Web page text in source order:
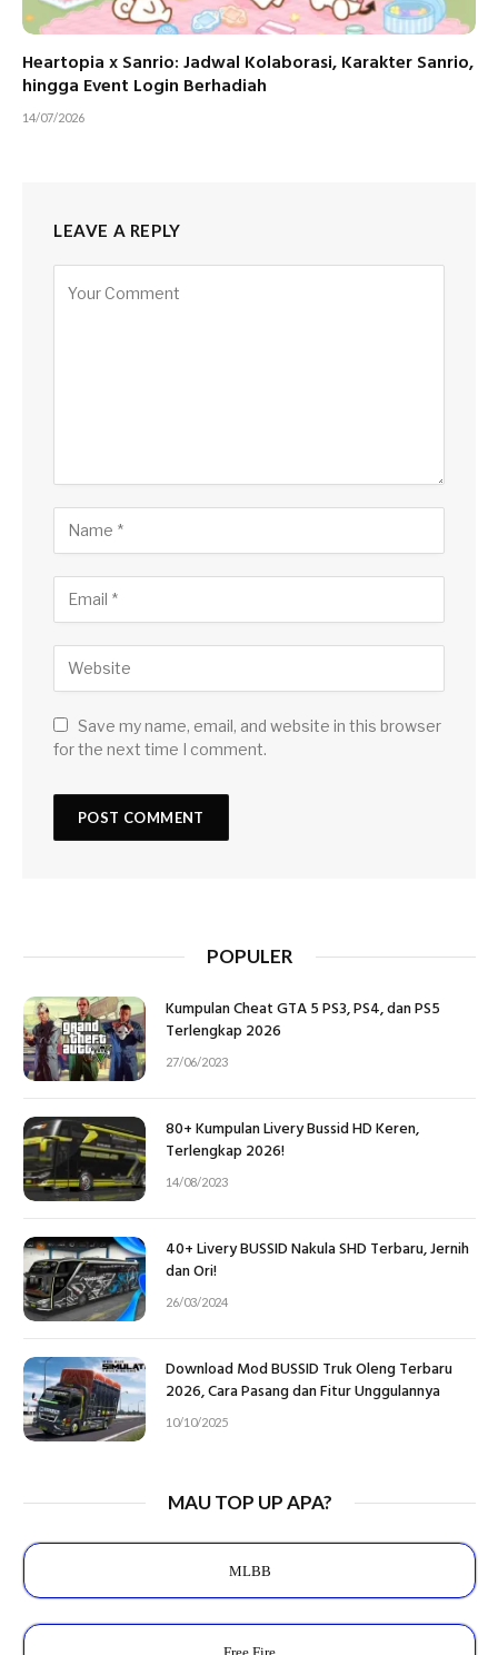
Heartopia x Sanrio: Jadwal Kolaborasi, Karakter Sanrio,
hingga Event Login Berhadiah
14/07/2026
LEAVE A REPLY
Save my name, email, and website in this browser
for the next time I comment.
POPULER
Kumpulan Cheat GTA 5 PS3, PS4, dan PS5
Terlengkap 2026
27/06/2023
80+ Kumpulan Livery Bussid HD Keren,
Terlengkap 2026!
14/08/2023
40+ Livery BUSSID Nakula SHD Terbaru, Jernih
dan Ori!
26/03/2024
Download Mod BUSSID Truk Oleng Terbaru
2026, Cara Pasang dan Fitur Unggulannya
10/10/2025
MAU TOP UP APA?
MLBB